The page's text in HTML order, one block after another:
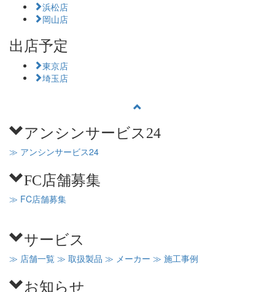
浜松店
岡山店
出店予定
東京店
埼玉店
アンシンサービス24
≫ アンシンサービス24
FC店舗募集
≫ FC店舗募集
サービス
≫ 店舗一覧 ≫ 取扱製品 ≫ メーカー ≫ 施工事例
お知らせ